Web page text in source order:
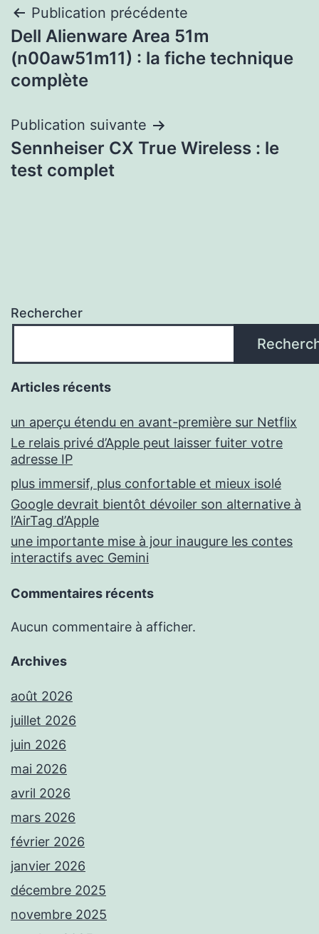
Navigation
de
l’article
Publication précédente
Dell Alienware Area 51m
(n00aw51m11) : la fiche technique
complète
Publication suivante
Sennheiser CX True Wireless : le
test complet
Rechercher
Articles récents
un aperçu étendu en avant-première sur Netflix
Le relais privé d’Apple peut laisser fuiter votre
adresse IP
plus immersif, plus confortable et mieux isolé
Google devrait bientôt dévoiler son alternative à
l’AirTag d’Apple
une importante mise à jour inaugure les contes
interactifs avec Gemini
Commentaires récents
Aucun commentaire à afficher.
Archives
août 2026
juillet 2026
juin 2026
mai 2026
avril 2026
mars 2026
février 2026
janvier 2026
décembre 2025
novembre 2025